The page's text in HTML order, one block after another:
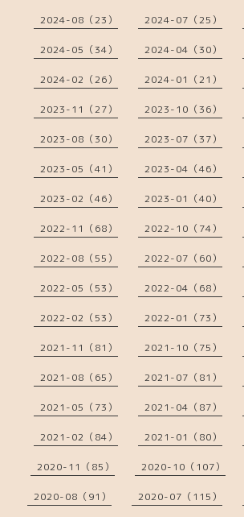
2024-08（23） 2024-07（25）
2024-05（34） 2024-04（30）
2024-02（26） 2024-01（21）
2023-11（27） 2023-10（36）
2023-08（30） 2023-07（37）
2023-05（41） 2023-04（46）
2023-02（46） 2023-01（40）
2022-11（68） 2022-10（74）
2022-08（55） 2022-07（60）
2022-05（53） 2022-04（68）
2022-02（53） 2022-01（73）
2021-11（81） 2021-10（75）
2021-08（65） 2021-07（81）
2021-05（73） 2021-04（87）
2021-02（84） 2021-01（80）
2020-11（85） 2020-10（107）
2020-08（91） 2020-07（115）